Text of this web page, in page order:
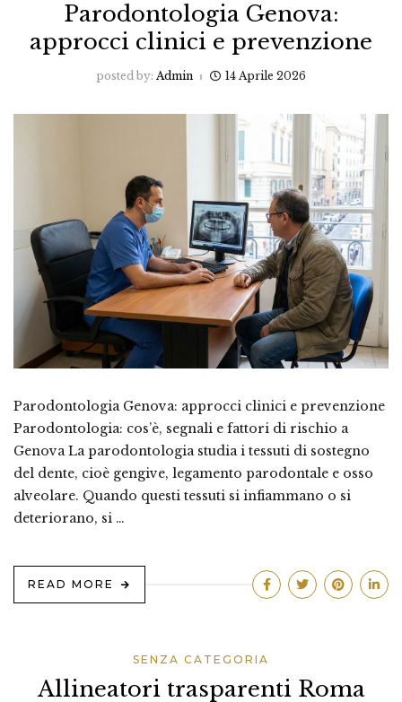
Parodontologia Genova:
approcci clinici e prevenzione
posted by: Admin 14 Aprile 2026
Parodontologia Genova: approcci clinici e prevenzione
Parodontologia: cos’è, segnali e fattori di rischio a
Genova La parodontologia studia i tessuti di sostegno
del dente, cioè gengive, legamento parodontale e osso
alveolare. Quando questi tessuti si infiammano o si
deteriorano, si …
READ MORE
SENZA CATEGORIA
Allineatori trasparenti Roma